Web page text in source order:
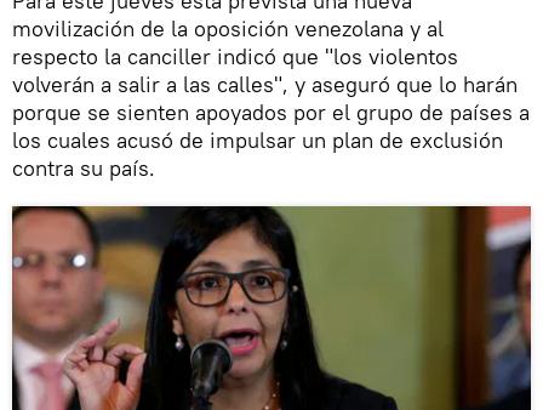
movilización de la oposición venezolana y al
respecto la canciller indicó que "los violentos
volverán a salir a las calles", y aseguró que lo harán
porque se sienten apoyados por el grupo de países a
los cuales acusó de impulsar un plan de exclusión
contra su país.